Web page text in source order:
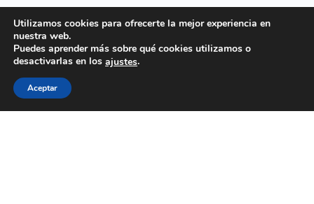
Contactar con soporte
Antes de comenzar, asegúrese de
visualizar:
Vídeo de soporte técnico
– Perdido en la traducción?
Utilizamos cookies para ofrecerte la mejor experiencia en
nuestra web.
Puedes aprender más sobre qué cookies utilizamos o
desactivarlas en los ajustes.
Aceptar